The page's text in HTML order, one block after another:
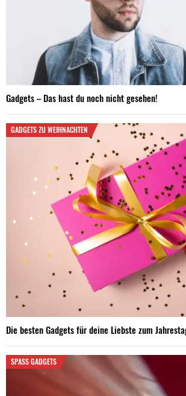
Gadgets – Das hast du noch nicht gesehen!
GADGETS ZU WEIHNACHTEN
Die besten Gadgets für deine Liebste zum
SPASS GADGETS